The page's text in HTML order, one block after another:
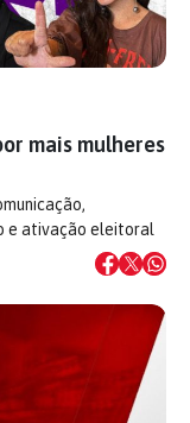
mais mulheres
e ativação eleitoral